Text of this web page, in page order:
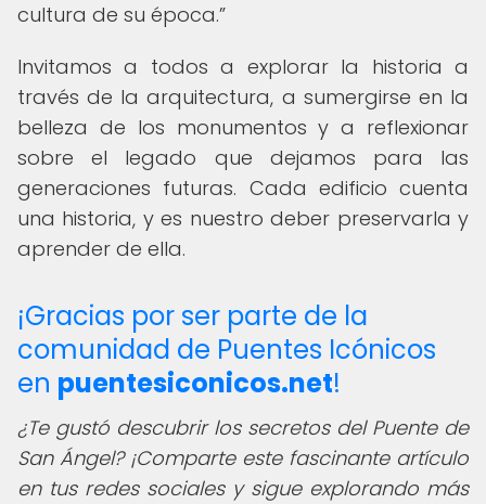
cultura de su época.
Invitamos a todos a explorar la historia a
través de la arquitectura, a sumergirse en la
belleza de los monumentos y a reflexionar
sobre el legado que dejamos para las
generaciones futuras. Cada edificio cuenta
una historia, y es nuestro deber preservarla y
aprender de ella.
¡Gracias por ser parte de la
comunidad de Puentes Icónicos
en puentesiconicos.net!
¿Te gustó descubrir los secretos del Puente de
San Ángel? ¡Comparte este fascinante artículo
en tus redes sociales y sigue explorando más